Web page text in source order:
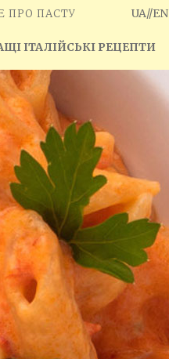
ПРО ПАСТУ
ІТАЛІЙСЬКІ РЕЦЕПТИ
UA//EN